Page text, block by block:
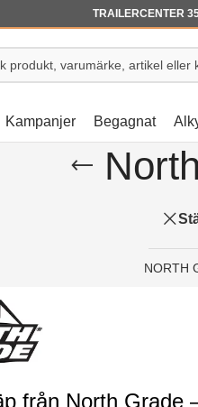
TRAILERCENTER
Kampanjer Begagnat
NORTH
från North Grade